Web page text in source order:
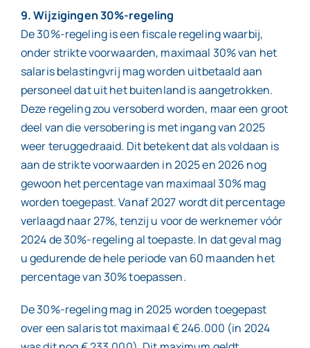
9. Wijzigingen 30%-regeling
De 30%-regeling is een fiscale regeling waarbij,
onder strikte voorwaarden, maximaal 30% van het
salaris belastingvrij mag worden uitbetaald aan
personeel dat uit het buitenland is aangetrokken.
Deze regeling zou versoberd worden, maar een groot
deel van die versobering is met ingang van 2025
weer teruggedraaid. Dit betekent dat als voldaan is
aan de strikte voorwaarden in 2025 en 2026 nog
gewoon het percentage van maximaal 30% mag
worden toegepast. Vanaf 2027 wordt dit percentage
verlaagd naar 27%, tenzij u voor de werknemer vóór
2024 de 30%-regeling al toepaste. In dat geval mag
u gedurende de hele periode van 60 maanden het
percentage van 30% toepassen.
De 30%-regeling mag in 2025 worden toegepast
over een salaris tot maximaal € 246.000 (in 2024